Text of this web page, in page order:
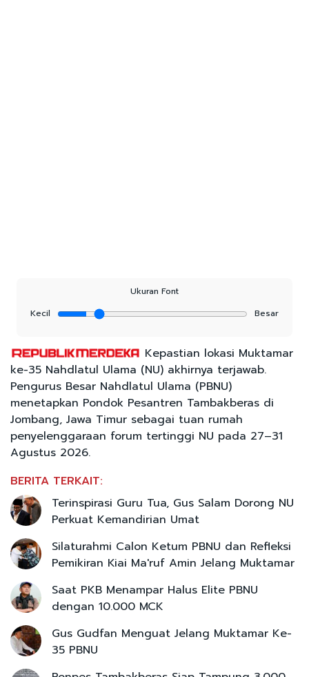
Ukuran Font
Kecil
Besar
Kepastian lokasi Muktamar
ke-35 Nahdlatul Ulama (NU) akhirnya terjawab.
Pengurus Besar Nahdlatul Ulama (PBNU)
menetapkan Pondok Pesantren Tambakberas di
Jombang, Jawa Timur sebagai tuan rumah
penyelenggaraan forum tertinggi NU pada 27–31
Agustus 2026.
BERITA TERKAIT:
Terinspirasi Guru Tua, Gus Salam Dorong NU
Perkuat Kemandirian Umat
Silaturahmi Calon Ketum PBNU dan Refleksi
Pemikiran Kiai Ma'ruf Amin Jelang Muktamar
Saat PKB Menampar Halus Elite PBNU
dengan 10.000 MCK
Gus Gudfan Menguat Jelang Muktamar Ke-
35 PBNU